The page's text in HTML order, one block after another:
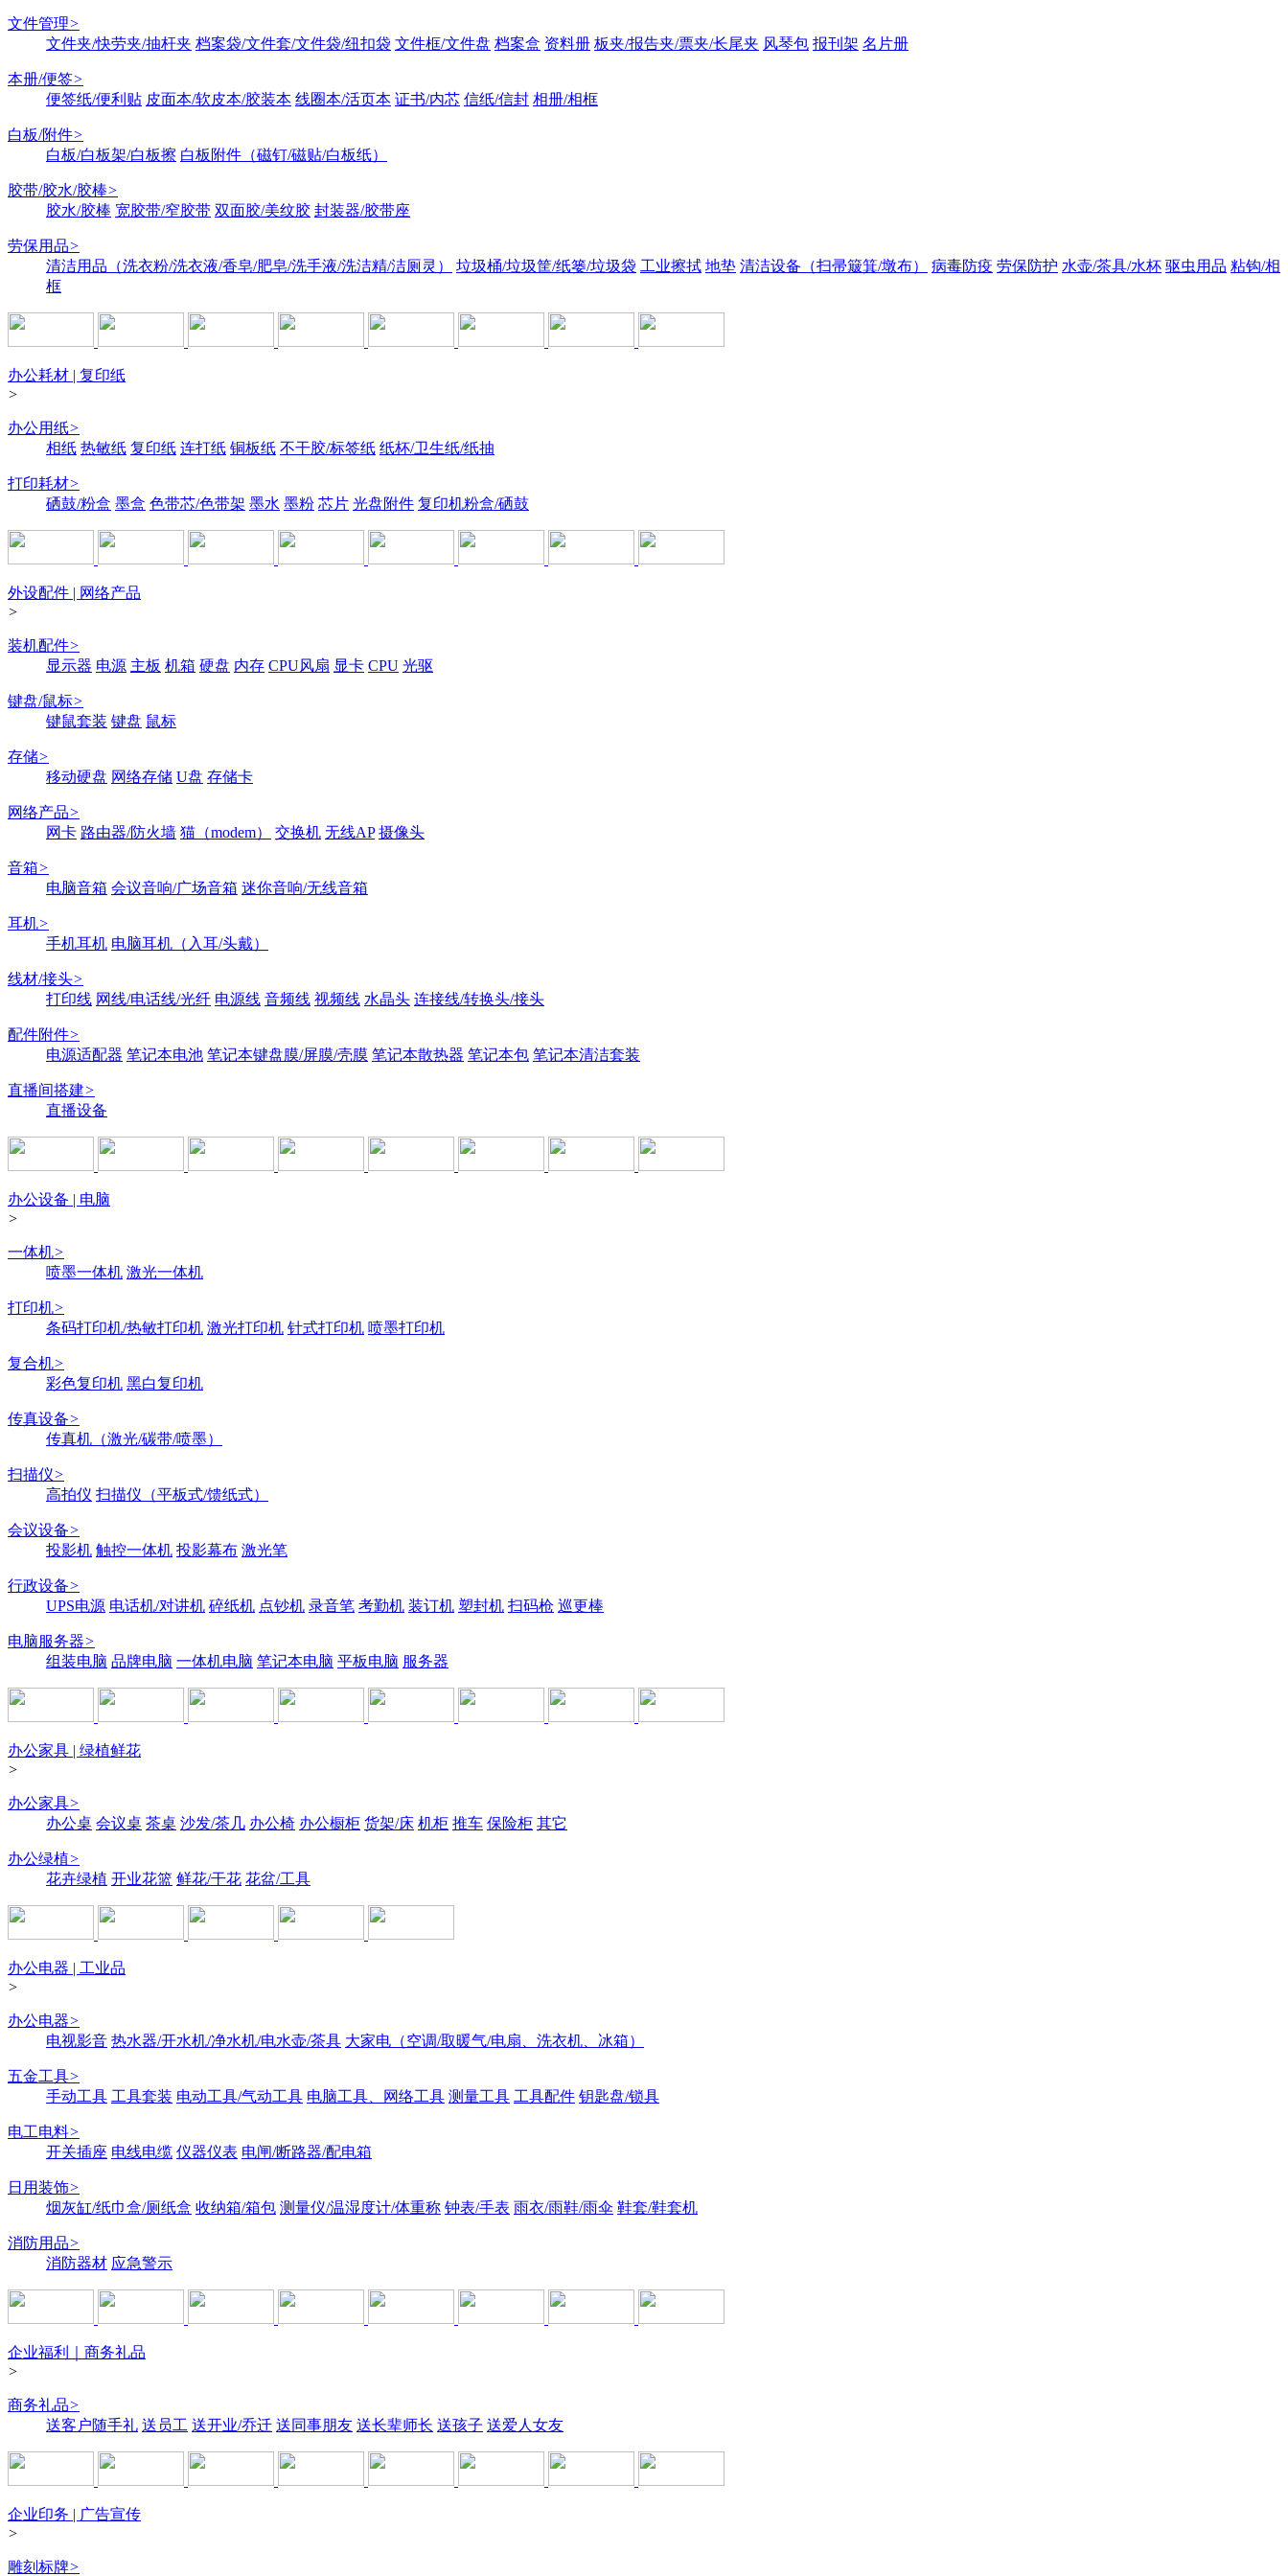
文件管理>
文件夹/快劳夹/抽杆夹 档案袋/文件套/文件袋/纽扣袋 文件框/文件盘 档案盒 资料册 板夹/报告夹/票夹/长尾夹 风琴包 报刊架 名片册
本册/便签>
便签纸/便利贴 皮面本/软皮本/胶装本 线圈本/活页本 证书/内芯 信纸/信封 相册/相框
白板/附件>
白板/白板架/白板擦 白板附件（磁钉/磁贴/白板纸）
胶带/胶水/胶棒>
胶水/胶棒 宽胶带/窄胶带 双面胶/美纹胶 封装器/胶带座
劳保用品>
清洁用品（洗衣粉/洗衣液/香皂/肥皂/洗手液/洗洁精/洁厕灵）
垃圾桶/垃圾筐/纸篓/垃圾袋 工业擦拭 地垫 清洁设备（扫帚簸箕/墩布） 病毒防疫 劳保防护 水壶/茶具/水杯 驱虫用品 粘钩/相
框
办公耗材 | 复印纸
>
办公用纸>
相纸 热敏纸 复印纸 连打纸 铜板纸 不干胶/标签纸 纸杯/卫生纸/纸抽
打印耗材>
硒鼓/粉盒 墨盒 色带芯/色带架 墨水 墨粉 芯片 光盘附件 复印机粉盒/硒鼓
外设配件 | 网络产品
>
装机配件>
显示器 电源 主板 机箱 硬盘 内存 CPU风扇 显卡 CPU 光驱
键盘/鼠标>
键鼠套装 键盘 鼠标
存储>
移动硬盘 网络存储 U盘 存储卡
网络产品>
网卡 路由器/防火墙 猫（modem） 交换机 无线AP 摄像头
音箱>
电脑音箱 会议音响/广场音箱 迷你音响/无线音箱
耳机>
手机耳机 电脑耳机（入耳/头戴）
线材/接头>
打印线 网线/电话线/光纤 电源线 音频线 视频线 水晶头 连接线/转换头/接头
配件附件>
电源适配器 笔记本电池 笔记本键盘膜/屏膜/壳膜 笔记本散热器 笔记本包 笔记本清洁套装
直播间搭建>
直播设备
办公设备 | 电脑
>
一体机>
喷墨一体机 激光一体机
打印机>
条码打印机/热敏打印机 激光打印机 针式打印机 喷墨打印机
复合机>
彩色复印机 黑白复印机
传真设备>
传真机（激光/碳带/喷墨）
扫描仪>
高拍仪 扫描仪（平板式/馈纸式）
会议设备>
投影机 触控一体机 投影幕布 激光笔
行政设备>
UPS电源 电话机/对讲机 碎纸机 点钞机 录音笔 考勤机 装订机 塑封机 扫码枪 巡更棒
电脑服务器>
组装电脑 品牌电脑 一体机电脑 笔记本电脑 平板电脑 服务器
办公家具 | 绿植鲜花
>
办公家具>
办公桌 会议桌 茶桌 沙发/茶几 办公椅 办公橱柜 货架/床 机柜 推车 保险柜 其它
办公绿植>
花卉绿植 开业花篮 鲜花/干花 花盆/工具
办公电器 | 工业品
>
办公电器>
电视影音 热水器/开水机/净水机/电水壶/茶具 大家电（空调/取暖气/电扇、洗衣机、冰箱）
五金工具>
手动工具 工具套装 电动工具/气动工具 电脑工具、网络工具 测量工具 工具配件 钥匙盘/锁具
电工电料>
开关插座 电线电缆 仪器仪表 电闸/断路器/配电箱
日用装饰>
烟灰缸/纸巾盒/厕纸盒 收纳箱/箱包 测量仪/温湿度计/体重称 钟表/手表 雨衣/雨鞋/雨伞 鞋套/鞋套机
消防用品>
消防器材 应急警示
企业福利｜商务礼品
>
商务礼品>
送客户随手礼 送员工 送开业/乔迁 送同事朋友 送长辈师长 送孩子 送爱人女友
企业印务 | 广告宣传
>
雕刻标牌>